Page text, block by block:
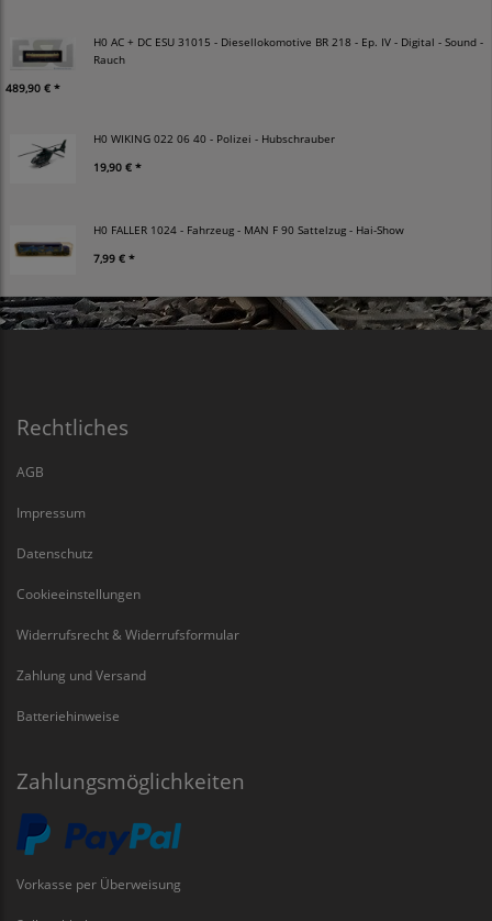
H0 AC + DC ESU 31015 - Diesellokomotive BR 218 - Ep. IV - Digital - Sound -
Rauch
489,90 € *
H0 WIKING 022 06 40 - Polizei - Hubschrauber
19,90 € *
H0 FALLER 1024 - Fahrzeug - MAN F 90 Sattelzug - Hai-Show
7,99 € *
Rechtliches
AGB
Impressum
Datenschutz
Cookieeinstellungen
Widerrufsrecht & Widerrufsformular
Zahlung und Versand
Batteriehinweise
Zahlungsmöglichkeiten
Vorkasse per Überweisung